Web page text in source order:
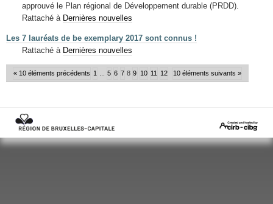
approuvé le Plan régional de Développement durable (PRDD).
Rattaché à Dernières nouvelles
Les 7 lauréats de be exemplary 2017 sont connus !
Rattaché à Dernières nouvelles
« 10 éléments précédents 10 éléments suivants »
1 5 6 7 8 9 10 11 12